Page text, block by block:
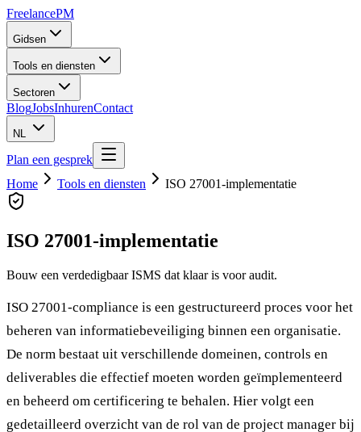
FreelancePM
Gidsen
Tools en diensten
Sectoren
BlogJobsInhurenContact
NL
Plan een gesprek
Home
Tools en diensten ISO 27001-implementatie
ISO 27001-implementatie
Bouw een verdedigbaar ISMS dat klaar is voor audit.
ISO 27001-compliance is een gestructureerd proces voor het
beheren van informatiebeveiliging binnen een organisatie.
De norm bestaat uit verschillende domeinen, controls en
deliverables die effectief moeten worden geïmplementeerd
en beheerd om certificering te behalen. Hier volgt een
gedetailleerd overzicht van de rol van de project manager bij